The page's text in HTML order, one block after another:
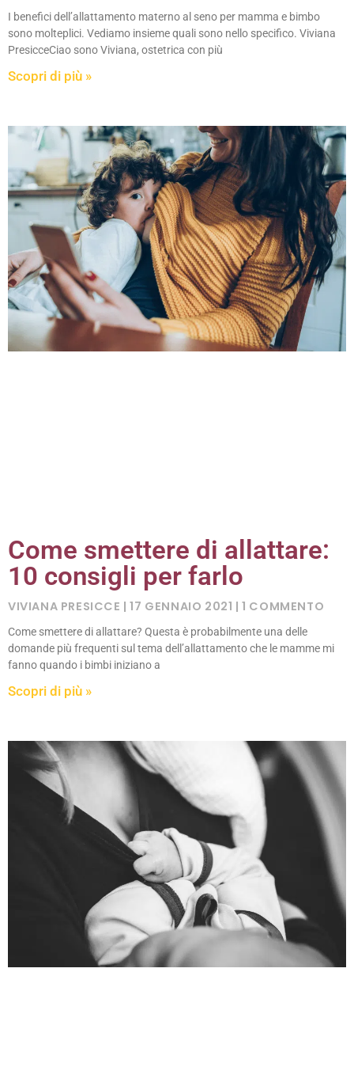
I benefici dell’allattamento materno al seno per mamma e bimbo
sono molteplici. Vediamo insieme quali sono nello specifico. Viviana
PresicceCiao sono Viviana, ostetrica con più
Scopri di più »
Come smettere di allattare:
10 consigli per farlo
VIVIANA PRESICCE 17 GENNAIO 2021 1 COMMENTO
Come smettere di allattare? Questa è probabilmente una delle
domande più frequenti sul tema dell’allattamento che le mamme mi
fanno quando i bimbi iniziano a
Scopri di più »